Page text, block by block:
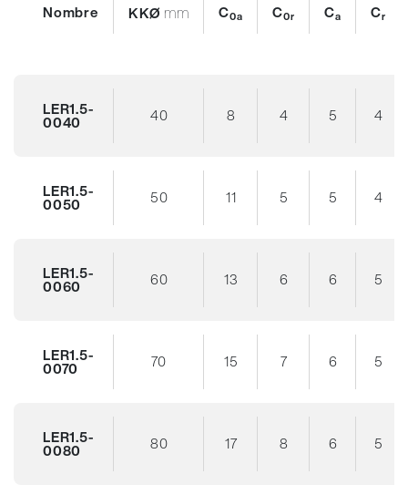
Nombre KKØ mm C0a C0r Ca Cr
LER1.5-
0040 40 8 4 5 4
LER1.5-
0050 50 11 5 5 4
LER1.5-
0060 60 13 6 6 5
LER1.5-
0070 70 15 7 6 5
LER1.5-
0080 80 17 8 6 5